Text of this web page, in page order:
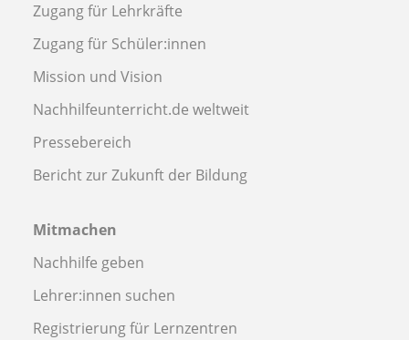
Zugang für Lehrkräfte
Zugang für Schüler:innen
Mission und Vision
Nachhilfeunterricht.de weltweit
Pressebereich
Bericht zur Zukunft der Bildung
Mitmachen
Nachhilfe geben
Lehrer:innen suchen
Registrierung für Lernzentren